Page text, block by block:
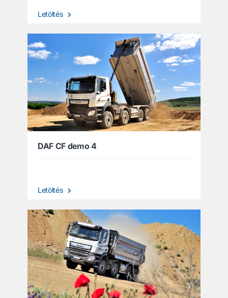
Letöltés
DAF CF demo 4
Letöltés